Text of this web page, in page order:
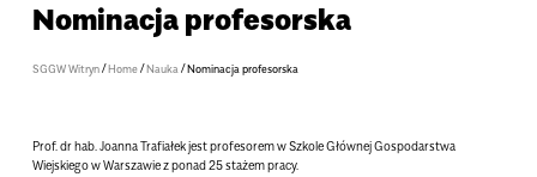
Nominacja profesorska
SGGW Witryn/Home/Nauka /Nominacja profesorska
Prof. dr hab. Joanna Trafiałek jest profesorem w Szkole Głównej Gospodarstwa
Wiejskiego w Warszawie z ponad 25 stażem pracy.